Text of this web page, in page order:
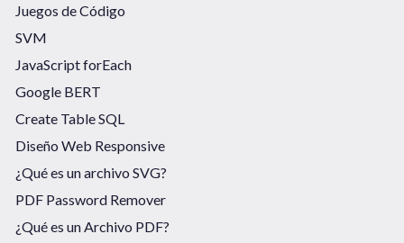
Juegos de Código
SVM
JavaScript forEach
Google BERT
Create Table SQL
Diseño Web Responsive
¿Qué es un archivo SVG?
PDF Password Remover
¿Qué es un Archivo PDF?